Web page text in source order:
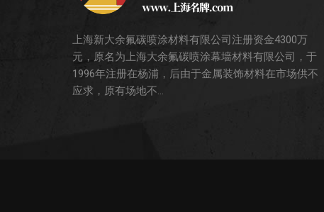
上海新大余氟碳喷涂材料有限公司注册资金4300万
元，原名为上海大余氟碳喷涂幕墙材料有限公司，于
1996年注册在杨浦，后由于金属装饰材料在市场供不
应求，原有场地不...